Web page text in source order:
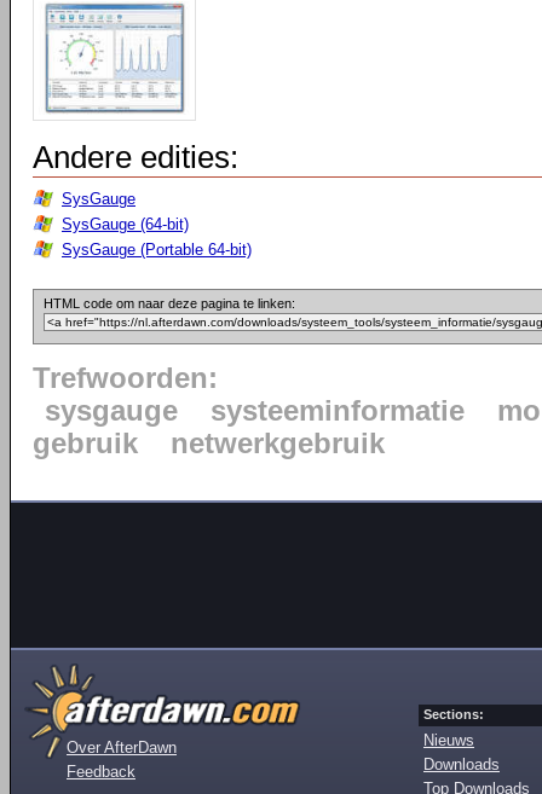
Andere edities:
SysGauge
SysGauge (64-bit)
SysGauge (Portable 64-bit)
HTML code om naar deze pagina te linken:
Trefwoorden:
sysgauge
systeeminformatie
gebruik
netwerkgebruik
Over AfterDawn
Feedback
Sections:
Nieuws
Downloads
Top Downloads